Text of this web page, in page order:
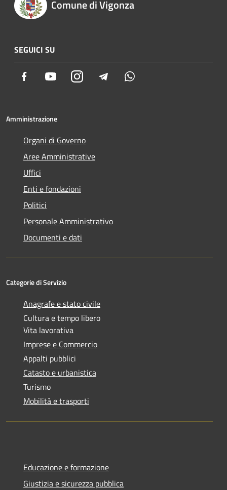
Comune di Vigonza
SEGUICI SU
Facebook YoutubeInstagram Telegram
Amministrazione
Organi di Governo
Aree Amministrative
Uffici
Enti e fondazioni
Politici
Personale Amministrativo
Documenti e dati
Categorie di Servizio
Anagrafe e stato civile
Cultura e tempo libero
Vita lavorativa
Imprese e Commercio
Appalti pubblici
Catasto e urbanistica
Turismo
Mobilità e trasporti
Educazione e formazione
Giustizia e sicurezza pubblica